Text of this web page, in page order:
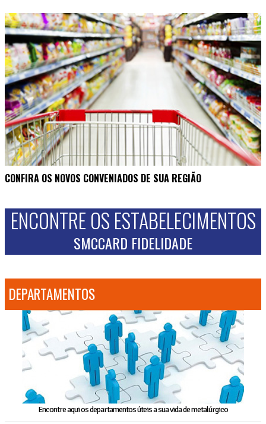
CONFIRA OS NOVOS CONVENIADOS DE SUA REGIÃO
ENCONTRE OS ESTABELECIMENTOS
SMCCARD FIDELIDADE
DEPARTAMENTOS
Encontre aqui os departamentos úteis a sua vida de metalúrgico